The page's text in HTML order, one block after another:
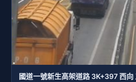
國道一號新生高架道路 3K+397 西